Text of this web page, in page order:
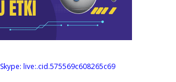
Skype: live:.cid.575569c608265c69